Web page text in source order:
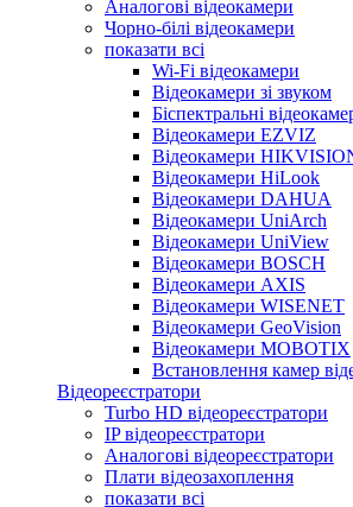
Аналогові відеокамери
Чорно-білі відеокамери
показати всі
Wi-Fi відеокамери
Відеокамери зі звуком
Біспектральні
Відеокамери EZVIZ
Відеокамери
Відеокамери HiLook
Відеокамери DAHUA
Відеокамери UniArch
Відеокамери UniView
Відеокамери BOSCH
Відеокамери AXIS
Відеокамери WISENET
Відеокамери GeoVision
Відеокамери MOBOTIX
Встановлення камер
Відеореєстратори
Turbo HD відеореєстратори
IP відеореєстратори
Аналогові відеореєстратори
Плати відеозахоплення
показати всі